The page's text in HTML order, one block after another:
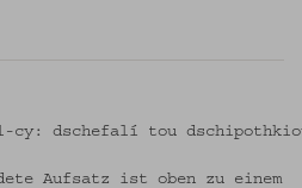
cy: dschefalí tou
Aufsatz ist oben zu einem